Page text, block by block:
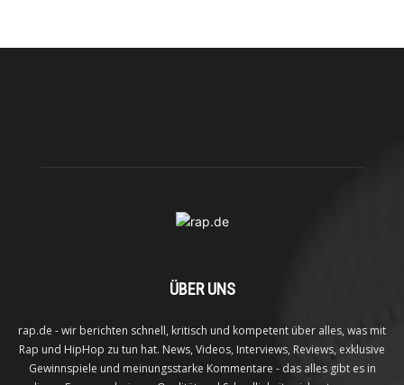
ÜBER UNS
rap.de - wir berichten schnell, kritisch und kompetent über alles, was mit
Rap und HipHop zu tun hat. News, Videos, Interviews, Reviews, exklusive
Gewinnspiele und meinungsstarke Kommentare - das alles gibt es in